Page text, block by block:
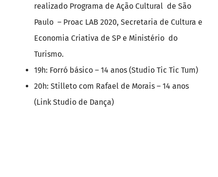
realizado Programa de Ação Cultural de São
Paulo – Proac LAB 2020, Secretaria de Cultura e
Economia Criativa de SP e Ministério do
Turismo.
19h: Forró básico – 14 anos (Studio Tic Tic Tum)
20h: Stilleto com Rafael de Morais – 14 anos
(Link Studio de Dança)